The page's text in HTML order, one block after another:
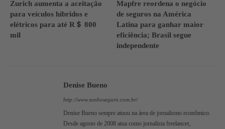
Zurich aumenta a aceitação
para veículos híbridos e
elétricos para até R＄ 800
mil
Mapfre reordena o negócio
de seguros na América
Latina para ganhar maior
eficiência; Brasil segue
independente
Denise Bueno
http://www.sonhoseguro.com.br/
Denise Bueno sempre atuou na área de jornalismo econômico.
Desde agosto de 2008 atua como jornalista freelancer,